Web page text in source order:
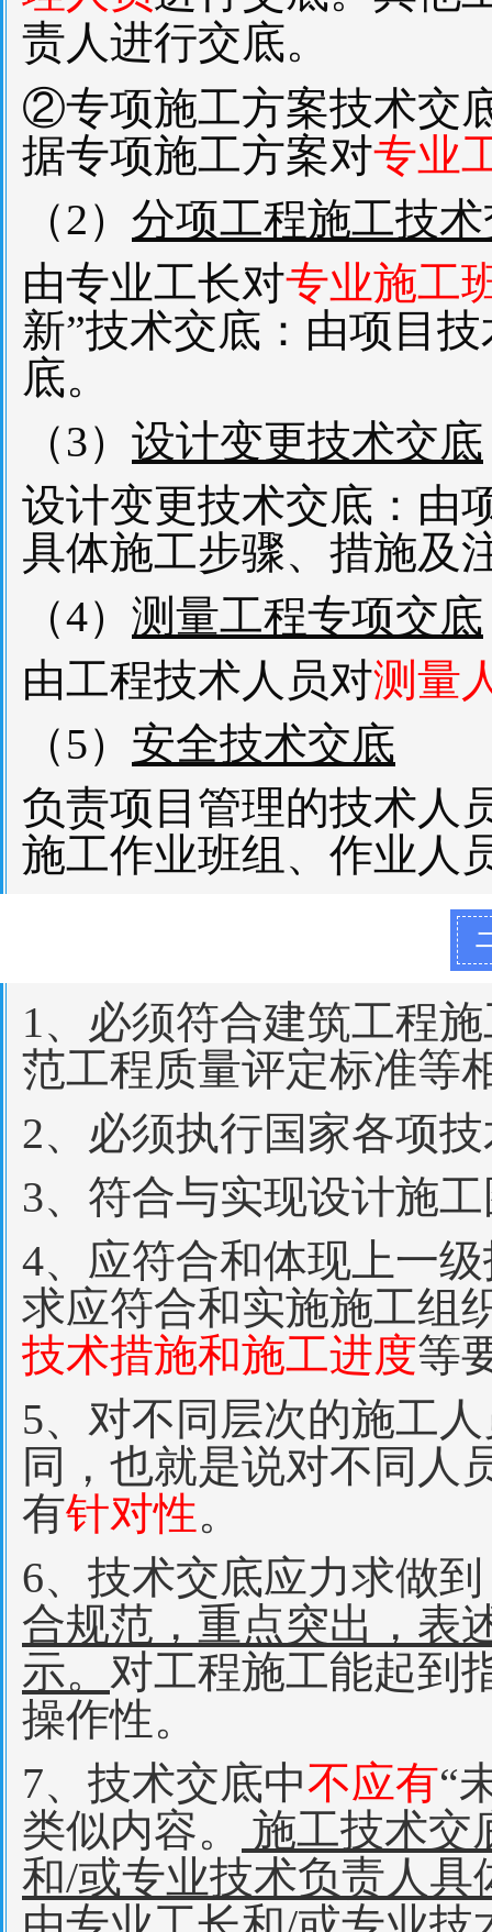
责人进行交底。
②专项施工方案技术交
据专项施工方案对专业
（2） 分项工程施工技
由专业工长对专业施工
新”技术交底：由项目
底。
（3） 设计变更技术交底
设计变更技术交底：由
具体施工步骤、措施及
（4） 测量工程专项交底
由工程技术人员对测量
（5） 安全技术交底
负责项目管理的技术人
施工作业班组、作业人
1、必须符合建筑工程
范工程质量评定标准等
2、必须执行国家各项
3、符合与实现设计施
4、应符合和体现上一
求应符合和实施施工组
技术措施和施工进度等
5、对不同层次的施工
同，也就是说对不同人
有针对性。
6、技术交底应力求做
合规范，重点突出，表
示。 对工程施工能起到
操作性。
7、技术交底中不应有“
类似内容。
施工技术交
和/或专业技术负责人